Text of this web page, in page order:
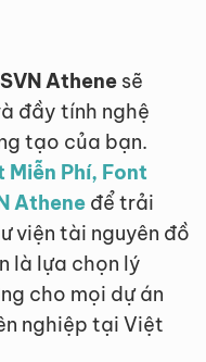
Athene sẽ
đầy tính nghệ
tạo của bạn.
Miễn Phí, Font
Athene để trải
viện tài nguyên đồ
là lựa chọn lý
cho mọi dự án
nghiệp tại Việt